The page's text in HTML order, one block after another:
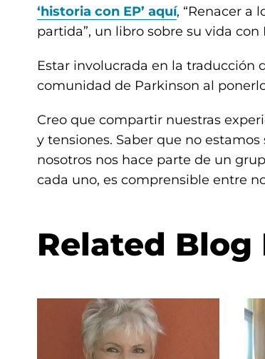
‘historia con EP’ aquí, “Renacer a
partida”, un libro sobre su vida con
Estar involucrada en la traducción
comunidad de Parkinson al
Creo que compartir nuestras
y tensiones. Saber que no
nosotros nos hace parte de un
cada uno, es comprensible entre
Related Blog